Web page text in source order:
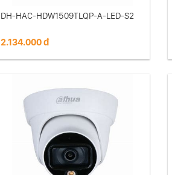
DH-HAC-HDW1509TLQP-A-LED-S2
2.134.000 đ